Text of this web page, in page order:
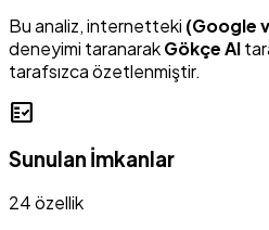
Bu analiz, internetteki (Google
deneyimi taranarakGökçe AI
tarafsızca özetlenmiştir.
fact_check
Sunulan İmkanlar
24 özellik